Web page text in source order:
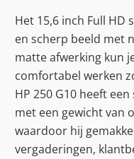
Het 15,6 inch Full
en scherp beeld met
matte afwerking kun
comfortabel werken
HP 250 G10 heeft
met een gewicht van
waardoor hij
vergaderingen,